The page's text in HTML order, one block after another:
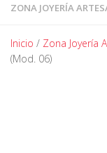
ZONA JOYERÍA
Inicio / Zona Joyería
(Mod. 06)